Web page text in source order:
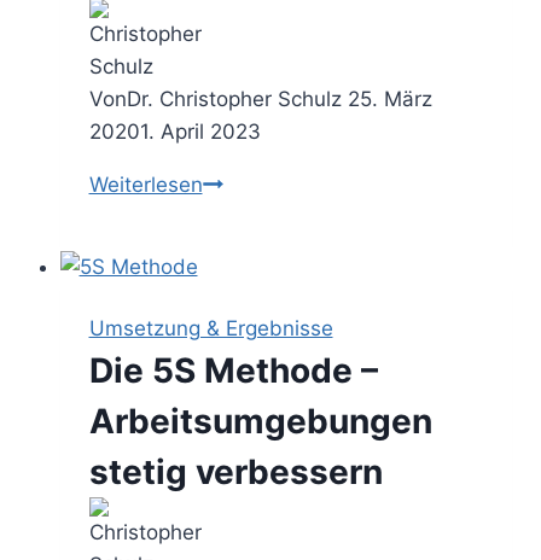
VonDr. Christopher Schulz 25. März
20201. April 2023
WeiterlesenDas
–
Aufwandsreduktion
anzeigen
Umsetzung & Ergebnisse
Die 5S Methode –
Arbeitsumgebungen
stetig verbessern